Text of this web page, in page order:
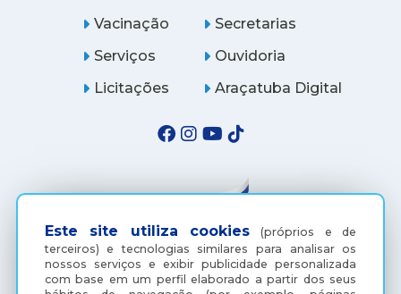
Este site utiliza cookies (próprios e de
terceiros) e tecnologias similares para analisar os
nossos serviços e exibir publicidade personalizada
com base em um perfil elaborado a partir dos seus
Vacinação
Serviços
Licitações
Secretarias
Ouvidoria
Araçatuba Digital